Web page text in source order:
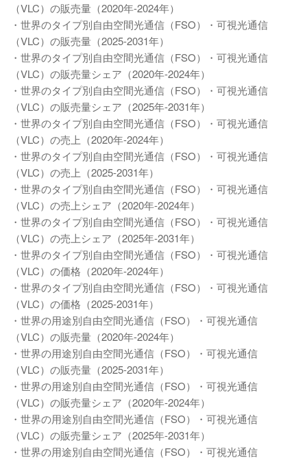
（VLC）の販売量（2020年-2024年）
・世界のタイプ別自由空間光通信（FSO）・可視光通信
（VLC）の販売量（2025-2031年）
・世界のタイプ別自由空間光通信（FSO）・可視光通信
（VLC）の販売量シェア（2020年-2024年）
・世界のタイプ別自由空間光通信（FSO）・可視光通信
（VLC）の販売量シェア（2025年-2031年）
・世界のタイプ別自由空間光通信（FSO）・可視光通信
（VLC）の売上（2020年-2024年）
・世界のタイプ別自由空間光通信（FSO）・可視光通信
（VLC）の売上（2025-2031年）
・世界のタイプ別自由空間光通信（FSO）・可視光通信
（VLC）の売上シェア（2020年-2024年）
・世界のタイプ別自由空間光通信（FSO）・可視光通信
（VLC）の売上シェア（2025年-2031年）
・世界のタイプ別自由空間光通信（FSO）・可視光通信
（VLC）の価格（2020年-2024年）
・世界のタイプ別自由空間光通信（FSO）・可視光通信
（VLC）の価格（2025-2031年）
・世界の用途別自由空間光通信（FSO）・可視光通信
（VLC）の販売量（2020年-2024年）
・世界の用途別自由空間光通信（FSO）・可視光通信
（VLC）の販売量（2025-2031年）
・世界の用途別自由空間光通信（FSO）・可視光通信
（VLC）の販売量シェア（2020年-2024年）
・世界の用途別自由空間光通信（FSO）・可視光通信
（VLC）の販売量シェア（2025年-2031年）
・世界の用途別自由空間光通信（FSO）・可視光通信